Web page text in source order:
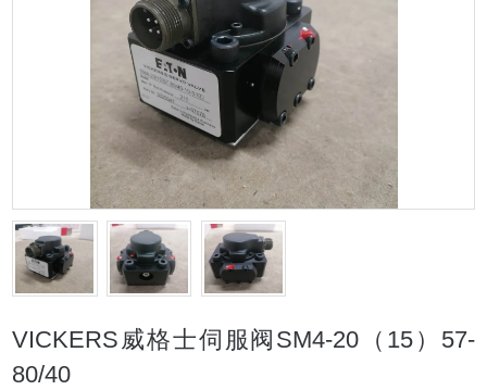
VICKERS威格士伺服阀SM4-20（15）57-
80/40